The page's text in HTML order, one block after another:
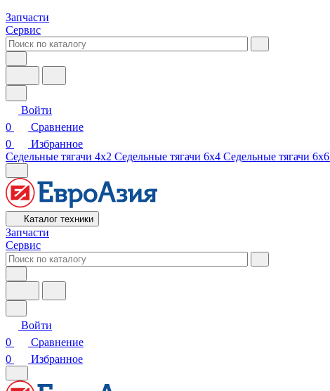
Запчасти
Сервис
Войти
0
Сравнение
0
Избранное
Седельные тягачи 4х2 Седельные тягачи 6х4 Седельные тягачи 6х6
Каталог техники
Запчасти
Сервис
Войти
0
Сравнение
0
Избранное